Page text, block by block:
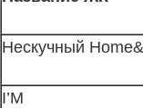
Нескучный
I’M